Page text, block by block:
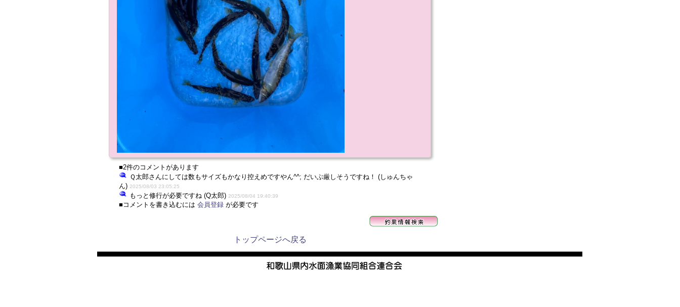
■2件のコメントがあります
Ｑ太郎さんにしては数もサイズもかなり控えめですやん^^; だいぶ厳しそうですね！ (しゅんちゃ
ん) 2025/08/03 23:05:25
もっと修行が必要ですね (Q太郎) 2025/08/04 19:40:39
■コメントを書き込むには 会員登録 が必要です
トップページへ戻る